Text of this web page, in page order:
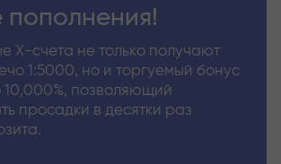
пополнения!
Х-счета не только получают
1:5000, но и торгуемый бонус
10,000%, позволяющий
просадки в десятки раз